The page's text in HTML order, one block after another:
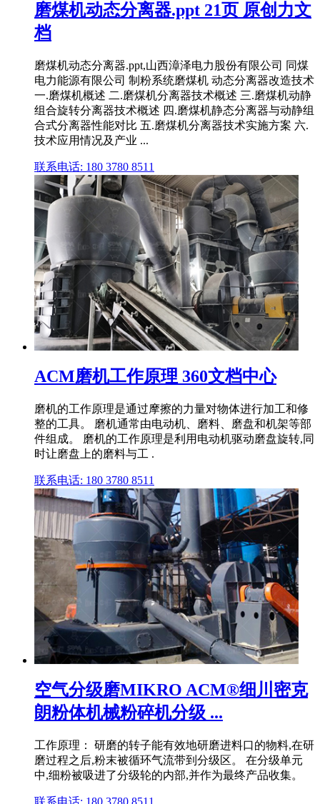
磨煤机动态分离器.ppt 21页 原创力文
档
磨煤机动态分离器.ppt,山西漳泽电力股份有限公司 同煤
电力能源有限公司 制粉系统磨煤机 动态分离器改造技术
一.磨煤机概述 二.磨煤机分离器技术概述 三.磨煤机动静
组合旋转分离器技术概述 四.磨煤机静态分离器与动静组
合式分离器性能对比 五.磨煤机分离器技术实施方案 六.
技术应用情况及产业 ...
联系电话: 180 3780 8511
ACM磨机工作原理 360文档中心
磨机的工作原理是通过摩擦的力量对物体进行加工和修
整的工具。 磨机通常由电动机、磨料、磨盘和机架等部
件组成。 磨机的工作原理是利用电动机驱动磨盘旋转,同
时让磨盘上的磨料与工 .
联系电话: 180 3780 8511
空气分级磨MIKRO ACM®细川密克
朗粉体机械粉碎机分级 ...
工作原理： 研磨的转子能有效地研磨进料口的物料,在研
磨过程之后,粉末被循环气流带到分级区。 在分级单元
中,细粉被吸进了分级轮的内部,并作为最终产品收集。
联系电话: 180 3780 8511